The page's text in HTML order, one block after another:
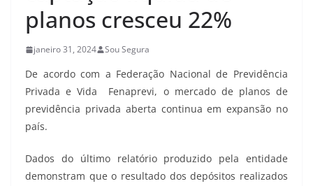
planos cresceu 22%
janeiro 31, 2024 Sou Segura
De acordo com a Federação Nacional de Previdência
Privada e Vida  Fenaprevi, o mercado de planos de
previdência privada aberta continua em expansão no
país.
Dados do último relatório produzido pela entidade
demonstram que o resultado dos depósitos realizados